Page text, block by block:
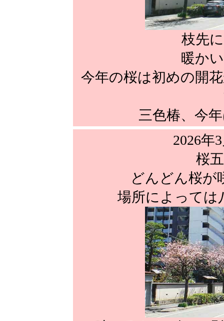
枝先
暖か
今年の桜は初めの開
三色椿、今
2026年
桜
どんどん桜が
場所によっては